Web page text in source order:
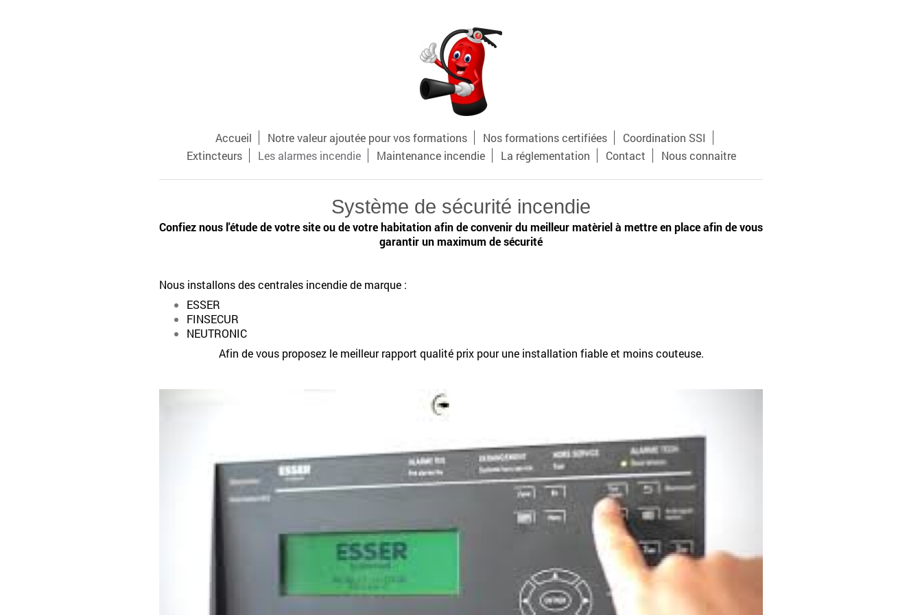
Accueil Notre valeur ajoutée pour vos formations Nos formations certifiées
Coordination SSI
Extincteurs
Les alarmes incendie Maintenance incendie La réglementation Contact Nous connaitre
Système de sécurité incendie
Confiez nous l'étude de votre site ou de votre habitation afin de convenir du meilleur matèriel à mettre en place afin de vous
garantir un maximum de sécurité
Nous installons des centrales incendie de marque :
ESSER
FINSECUR
NEUTRONIC
Afin de vous proposez le meilleur rapport qualité prix pour une installation fiable et moins couteuse.